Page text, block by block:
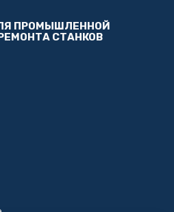
ПРОМЫШЛЕННОЙ
СТАНКОВ